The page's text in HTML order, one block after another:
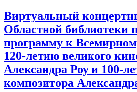
Виртуальный
Областной библиотеки
программу к
120-летию великого
Александра Роу и 100-
композитора